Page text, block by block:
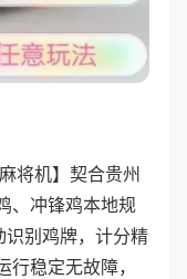
将机】契合贵州
、冲锋鸡本地规
识别鸡牌，计分精
稳定无故障，